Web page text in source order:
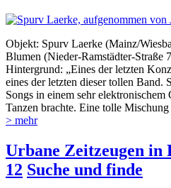
Objekt: Spurv Laerke (Mainz/
Blumen (Nieder-Ramstädter-Straße
Hintergrund: „Eines der letzten
eines der letzten dieser tollen Band.
Songs in einem sehr
Tanzen brachte. Eine tolle
> mehr
Urbane Zeitzeugen in
12 Suche und finde